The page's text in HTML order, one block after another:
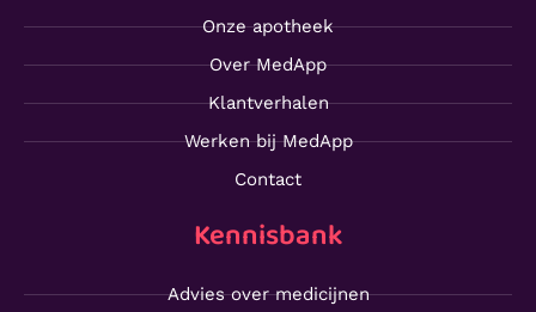
Onze apotheek
Over MedApp
Klantverhalen
Werken bij MedApp
Contact
Kennisbank
Advies over medicijnen